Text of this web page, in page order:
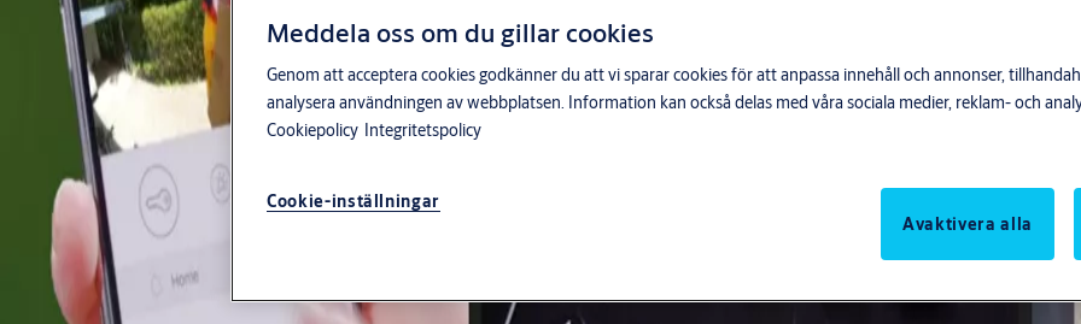
Produkter och lösningar
Stories
Om oss
Kontakta oss
Meddela oss om du gillar cookies
Genom att acceptera cookies godkänner du att vi sparar cookies för att anpassa innehåll och annonser,
analysera användningen av webbplatsen. Information kan också delas med våra sociala medier, reklam- och
Cookiepolicy Integritetspolicy
Cookie-inställningar
Avaktivera alla